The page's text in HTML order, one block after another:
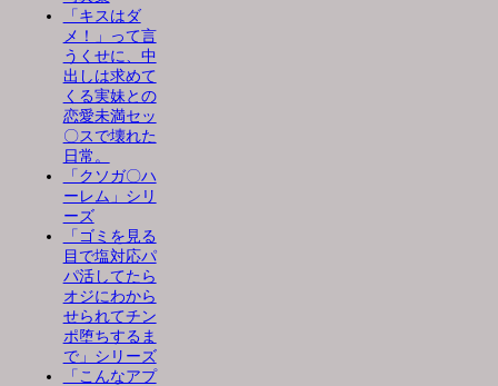
「キスはダ
メ！」って言
うくせに、中
出しは求めて
くる実妹との
恋愛未満セッ
〇スで壊れた
日常。
「クソガ〇ハ
ーレム」シリ
ーズ
「ゴミを見る
目で塩対応パ
パ活してたら
オジにわから
せられてチン
ポ堕ちするま
で」シリーズ
「こんなアプ